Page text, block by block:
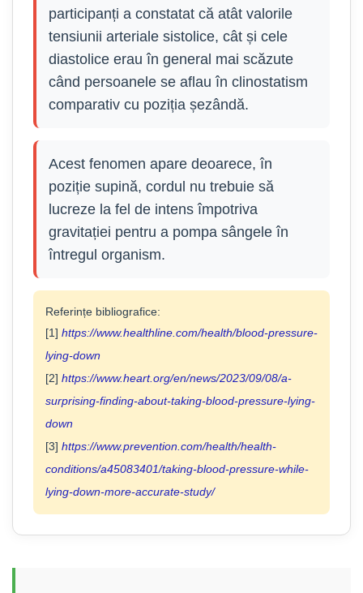
participanți a constatat că atât valorile
tensiunii arteriale sistolice, cât și cele
diastolice erau în general mai scăzute
când persoanele se aflau în clinostatism
comparativ cu poziția șezândă.
Acest fenomen apare deoarece, în
poziție supină, cordul nu trebuie să
lucreze la fel de intens împotriva
gravitației pentru a pompa sângele în
întregul organism.
Referințe bibliografice:
[1] https://www.healthline.com/health/blood-pressure-
lying-down
[2] https://www.heart.org/en/news/2023/09/08/a-
surprising-finding-about-taking-blood-pressure-lying-
down
[3] https://www.prevention.com/health/health-
conditions/a45083401/taking-blood-pressure-while-
lying-down-more-accurate-study/